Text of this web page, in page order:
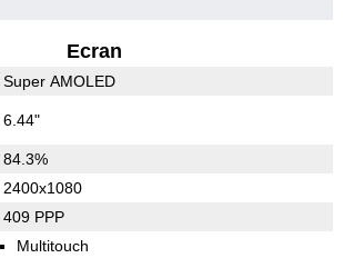
Ecran
Super AMOLED
6.44"
84.3%
2400x1080
409 PPP
Multitouch